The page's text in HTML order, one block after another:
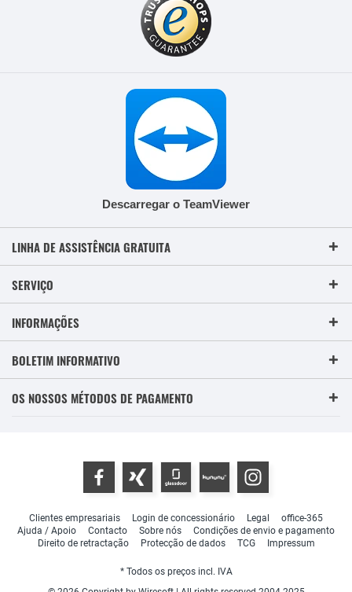
Descarregar o TeamViewer
LINHA DE ASSISTÊNCIA GRATUITA
SERVIÇO
INFORMAÇÕES
BOLETIM INFORMATIVO
OS NOSSOS MÉTODOS DE PAGAMENTO
Clientes empresariais Login de concessionário Legal
office-365
Ajuda / Apoio
Contacto Sobre nós
Condições de envio e pagamento
Direito de retractação
Protecção de dados TCG Impressum
* Todos os preços incl. IVA